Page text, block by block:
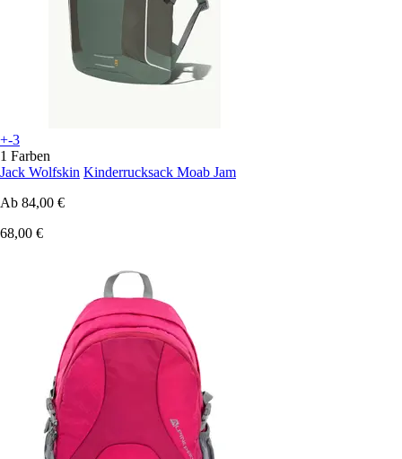
+-3
1 Farben
Jack Wolfskin Kinderrucksack Moab Jam
Ab 84,00 €
68,00 €